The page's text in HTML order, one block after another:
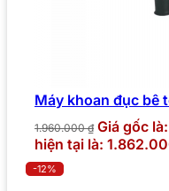
Máy khoan đục bê
1.960.000₫ Giá gốc
hiện tại là:
-12%